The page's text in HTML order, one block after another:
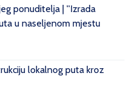
ponuditelja | ''Izrada
u naseljenom mjestu
lokalnog puta kroz